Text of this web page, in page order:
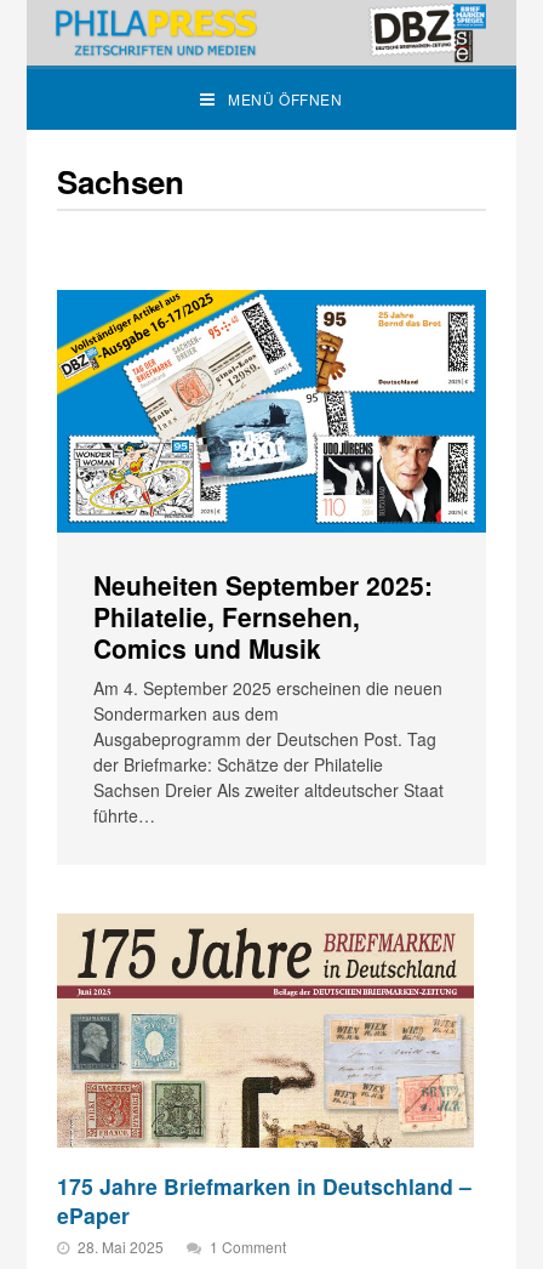
MENÜ ÖFFNEN
Sachsen
Neuheiten September 2025:
Philatelie, Fernsehen,
Comics und Musik
Am 4. September 2025 erscheinen die neuen
Sondermarken aus dem
Ausgabeprogramm der Deutschen Post. Tag
der Briefmarke: Schätze der Philatelie
Sachsen Dreier Als zweiter altdeutscher Staat
führte…
175 Jahre Briefmarken in Deutschland –
ePaper
28. Mai 2025 1 Comment